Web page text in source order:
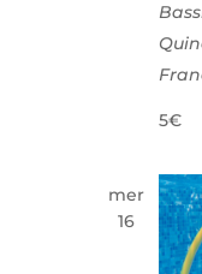
5€
mer
16